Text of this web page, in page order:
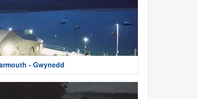
- Gwynedd